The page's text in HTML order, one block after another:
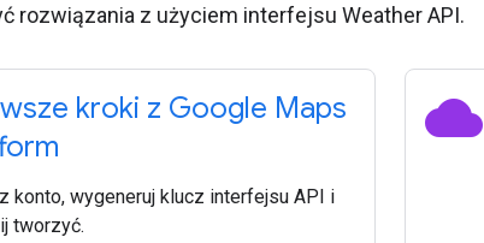
rozwiązania z użyciem interfejsu Weather API.
kroki z Google Maps
konto, wygeneruj klucz interfejsu API i
tworzyć.
cloud